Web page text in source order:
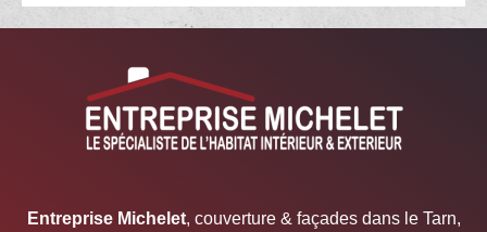
05.67.29.03.22 Entreprise Michelet
Entreprise Michelet, couverture & façades dans le Tarn,